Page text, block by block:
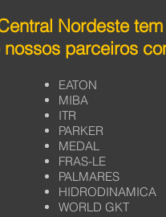
Nordeste
parceiros
EATON
MIBA
ITR
PARKER
MEDAL
FRAS-LE
PALMARES
HIDRODINAMICA
WORLD GKT